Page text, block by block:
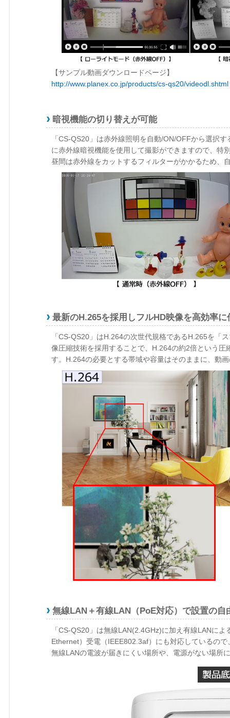
【サンプル動画ダウンロードページ】
http://www.planex.co.jp/products/cs-qs20/videodl.shtml
暗視機能の切り替えが可能
「CS-QS20」は赤外線照明を自動/ON/OFFから選択
に赤外線暗視機能を使用して撮影ができますので、特
昼間は赤外線をカットするフィルターがかかるため、
最新のH.265を採用しフルHD映像を高効率に
「CS-QS20」はH.264の次世代規格であるH.265を「
像圧縮技術を採用することで、H.264の約2倍という
す。H.264の必要とする帯域や容量はそのままに、動
無線LAN＋有線LAN（PoE対応）で設置の自
「CS-QS20」は無線LAN(2.4GHz)に加え有線LANに
Ethernet）受電（IEEE802.3af）にも対応しているの
無線LANの電波が届きにくい場所や、電源がない場所